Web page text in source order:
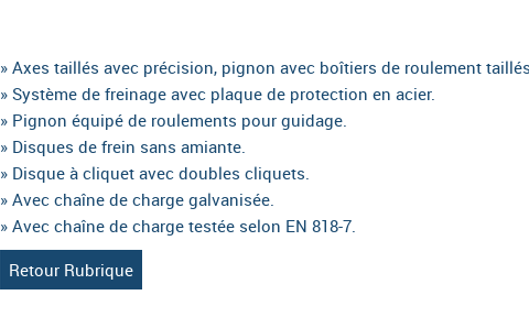
» Axes taillés avec précision, pignon avec boîtiers de roulement
» Système de freinage avec plaque de protection en acier.
» Pignon équipé de roulements pour guidage.
» Disques de frein sans amiante.
» Disque à cliquet avec doubles cliquets.
» Avec chaîne de charge galvanisée.
» Avec chaîne de charge testée selon EN 818-7.
Retour Rubrique